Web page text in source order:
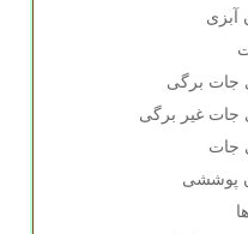
آبزی
جات برگی
جات غیر برگی
جات
پوششی